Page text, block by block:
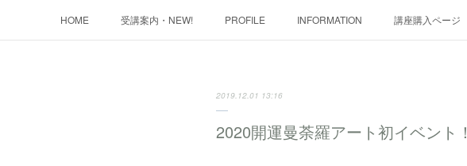
HOME 受講案内・NEW! PROFILE INFORMATION 講座購入ページ
2019.12.01 13:16
2020開運曼荼羅アート初イベント！